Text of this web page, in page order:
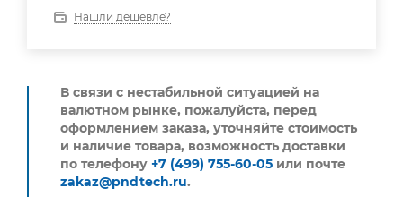
Нашли дешевле?
В связи с нестабильной ситуацией на
валютном рынке, пожалуйста, перед
оформлением заказа, уточняйте стоимость
и наличие товара, возможность доставки
по телефону +7 (499) 755-60-05 или почте
zakaz@pndtech.ru.